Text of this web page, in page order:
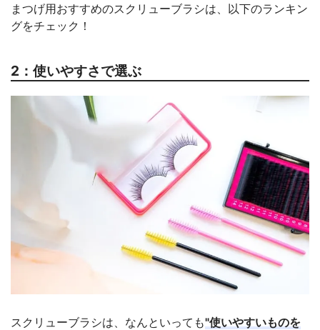
まつげ用おすすめのスクリューブラシは、以下のランキン
グをチェック！
2：使いやすさで選ぶ
スクリューブラシは、なんといっても"使いやすいものを